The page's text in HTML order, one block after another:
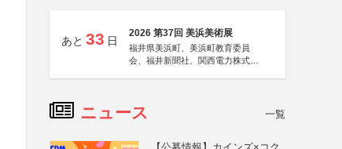
あと 33 日
2026 第37回 美浜美術展
福井県美浜町、美浜町教育委員
会、福井新聞社、関西電力株式会
ニュース 一覧